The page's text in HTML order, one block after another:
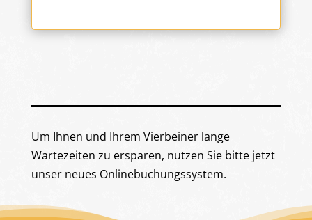
Um Ihnen und Ihrem Vierbeiner lange
Wartezeiten zu ersparen, nutzen Sie bitte jetzt
unser neues Onlinebuchungssystem.